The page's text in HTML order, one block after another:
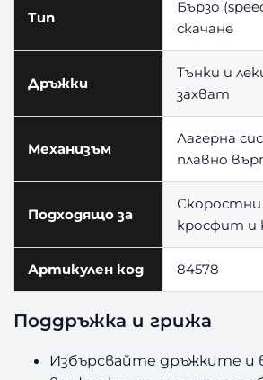
Тип
Бързо
скачане
Дръжки
Тънки и
захват
Механизъм
Лагерна
плавно
Подходящо за
Скоростни
кросфит и
Артикулен код 84578
Поддръжка и грижа
Избърсвайте дръжките и